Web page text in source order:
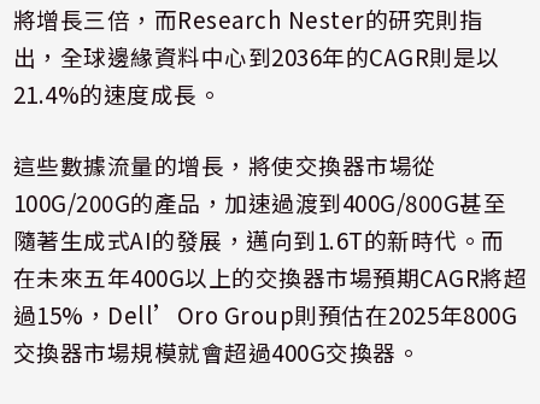
將增長三倍，而Research Nester的研究則指
出，全球邊緣資料中心到2036年的CAGR則是以
21.4%的速度成長。
這些數據流量的增長，將使交換器市場從
100G/200G的產品，加速過渡到400G/800G甚至
隨著生成式AI的發展，邁向到1.6T的新時代。而
在未來五年400G以上的交換器市場預期CAGR將超
過15% ， Dell’Oro Group則預估在2025年800G
交換器市場規模就會超過400G交換器。